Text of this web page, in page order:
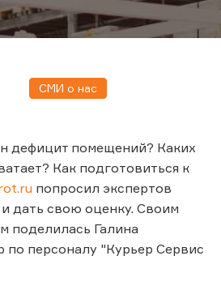
СМИ о нас
дефицит помещений? Каких
Как подготовиться к
попросил экспертов
дать свою оценку. Своим
поделилась Галина
по персоналу "Курьер Сервис